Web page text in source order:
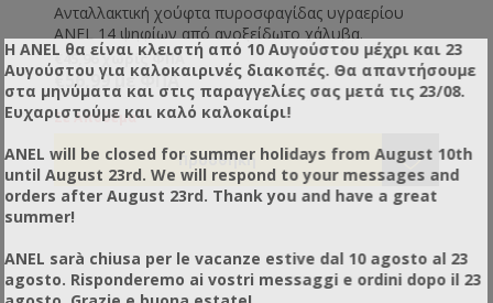
Ανταλλακτική χούφτα πυροσφαγίδας υγραερίου
ANEL 14 ψηφίων από ανοξείδωτο χάλυβα.
€45,96 χωρίς ΦΠΑ
€56,99 με ΦΠΑ
Σε Απόθεμα
Η ANEL θα είναι κλειστή από 10 Αυγούστου μέχρι και 23
Αυγούστου για καλοκαιρινές διακοπές. Θα απαντήσουμε
στα μηνύματα και στις παραγγελίες σας μετά τις 23/08.
Ευχαριστούμε και καλό καλοκαίρι!
ANEL will be closed for summer holidays from August 10th
until August 23rd. We will respond to your messages and
orders after August 23rd. Thank you and have a great
summer!
ANEL sarà chiusa per le vacanze estive dal 10 agosto al 23
agosto. Risponderemo ai vostri messaggi e ordini dopo il 23